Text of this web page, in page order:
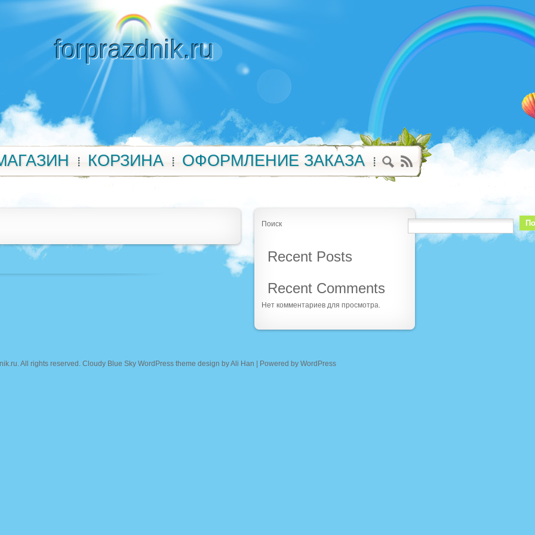
forprazdnik.ru
КОРЗИНА ОФОРМЛЕНИЕ ЗАКАЗА
Поиск
Recent Posts
Recent Comments
Нет комментариев для просмотра.
. All rights reserved. Cloudy Blue Sky WordPress theme design byAli Han | Powered by WordPress